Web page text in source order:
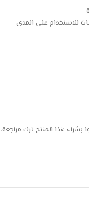
القوة والثبات للاستخدام على المدى
هذا المنتج ترك مراجعة.